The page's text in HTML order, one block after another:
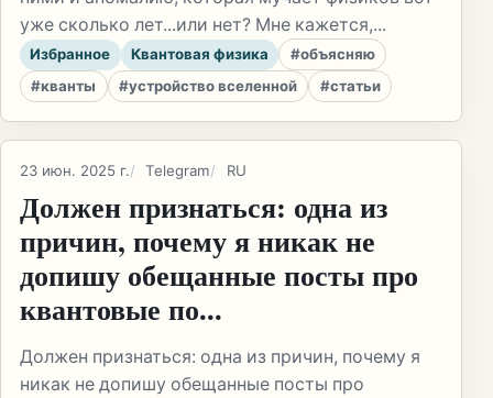
уже сколько лет...или нет? Мне кажется,...
Избранное Квантовая физика
#объясняю
#кванты
#устройство вселенной #статьи
23 июн. 2025 г. Telegram RU
Должен признаться: одна из
причин, почему я никак не
допишу обещанные посты про
квантовые по...
Должен признаться: одна из причин, почему я
никак не допишу обещанные посты про